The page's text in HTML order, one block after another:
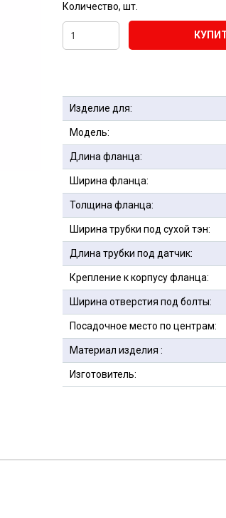
Количество, шт.
Изделие для:
Модель:
Длина фланца:
Ширина фланца:
Толщина фланца:
Ширина трубки под сухой тэн:
Длина трубки под датчик:
Крепление к корпусу фланца:
Ширина отверстия под болты:
Посадочное место по центрам:
Материал изделия :
Изготовитель: